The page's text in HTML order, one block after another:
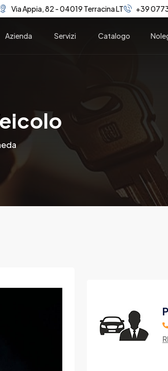
Via Appia, 82 - 04019 Terracina LT +39
Azienda Servizi Catalogo